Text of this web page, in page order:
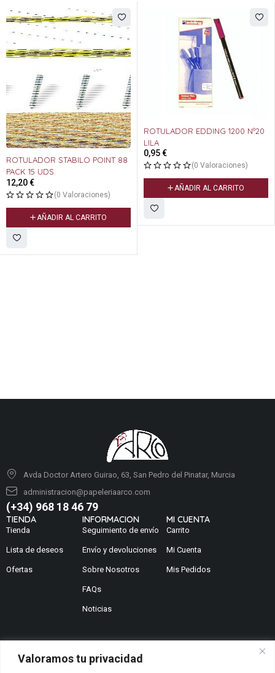
Valoramos tu privacidad
ROTULADOR STABILO POINT 88
PACK 15 UDS.
12,20€
(0 Valoraciones)
AÑADIR AL CARRITO
ROTULADOR EDDING 1200 Nº20
LILA
0,95€
(0 Valoraciones)
AÑADIR AL CARRITO
Avda Doctor Artero Guirao, 63, San Pedro del Pinatar, Murcia
administracion@papeleriaarco.com
(+34) 968 18 46 79
TIENDA
Tienda
Lista de deseos
Ofertas
INFORMACION
Seguimiento de envío
Envío y devoluciones
Sobre Nosotros
FAQs
Noticias
MI CUENTA
Carrito
Mi Cuenta
Mis Pedidos